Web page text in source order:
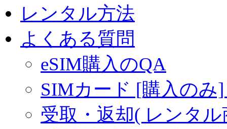
レンタル方法
よくある質問
eSIM購入のQA
SIMカード [購入のみ
受取・返却( レンタ